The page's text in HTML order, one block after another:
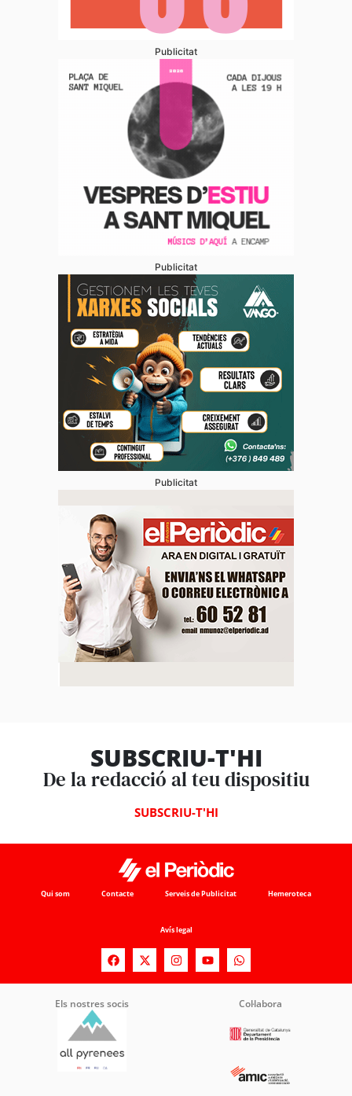
Publicitat
Publicitat
Publicitat
SUBSCRIU-T'HI
De la redacció al teu dispositiu
SUBSCRIU-T'HI
Qui som Contacte Serveis de Publicitat Hemeroteca
Avís legal
Els nostres socis Col·labora